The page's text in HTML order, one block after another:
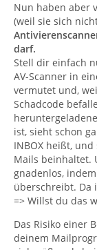
Nun haben aber
(weil sie sich
darf.
Stell dir einfach
AV-Scanner in
vermutet und,
Schadcode
ist, sieht schon
INBOX heißt,
Mails beinhaltet.
gnadenlos,
überschreibt. Da
=> Willst du das
Das Risiko einer
deinem